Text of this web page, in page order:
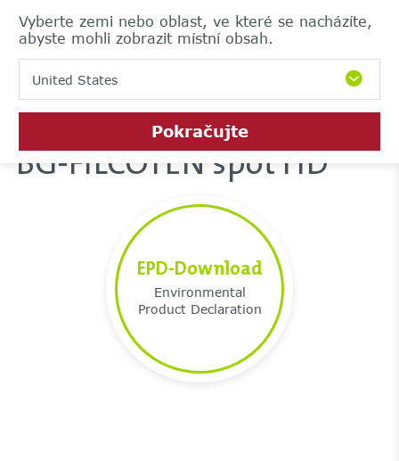
Vyberte zemi nebo oblast, ve které se nacházíte,
abyste mohli zobrazit místní obsah.
United States
Pokračujte
BG-FILCOTEN spot HD
EPD-Download
Environmental
Product Declaration